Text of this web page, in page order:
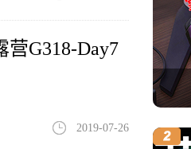
G318-Day7
2019-07-26